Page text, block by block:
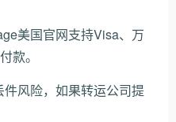
美国官网支持Visa、万
款。
风险，如果转运公司提